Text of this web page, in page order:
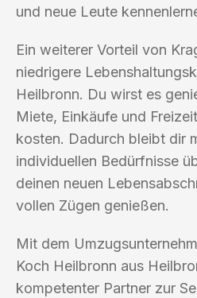
und neue Leute
Ein weiterer Vorteil von
niedrigere
Heilbronn. Du wirst es
Miete, Einkäufe und
kosten. Dadurch bleibt dir
individuellen Bedürfnisse
deinen neuen
vollen Zügen genießen.
Mit dem
Koch Heilbronn aus
kompetenter Partner zur